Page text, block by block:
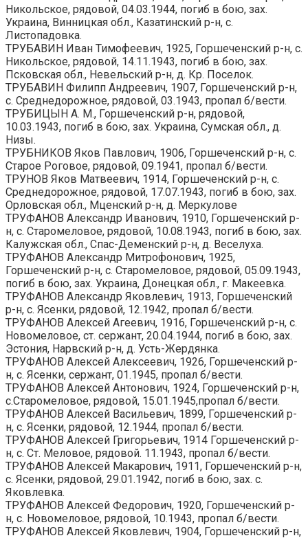
Никольское, рядовой, 04.03.1944, погиб в бою, зах.
Украина, Винницкая обл., Казатинский р-н, с.
Листопадовка.
ТРУБАВИН Иван Тимофеевич, 1925, Горшеченский р-н, с.
Никольское, рядовой, 14.11.1943, погиб в бою, зах.
Псковская обл., Невельский р-н, д. Кр. Поселок.
ТРУБАВИН Филипп Андреевич, 1907, Горшеченский р-н,
с. Среднедорожное, рядовой, 03.1943, пропал б/вести.
ТРУБИЦЫН А. М., Горшеченский р-н, рядовой,
10.03.1943, погиб в бою, зах. Украина, Сумская обл., д.
Низы.
ТРУБНИКОВ Яков Павлович, 1906, Горшеченский р-н, с.
Старое Роговое, рядовой, 09.1941, пропал б/вести.
ТРУНОВ Яков Матвеевич, 1914, Горшеченский р-н, с.
Среднедорожное, рядовой, 17.07.1943, погиб в бою, зах.
Орловская обл., Мценский р-н, д. Меркулове
ТРУФАНОВ Александр Иванович, 1910, Горшеченский р-
н, с. Старомеловое, рядовой, 10.08.1943, погиб в бою, зах.
Калужская обл., Спас-Деменский р-н, д. Веселуха.
ТРУФАНОВ Александр Митрофонович, 1925,
Горшеченский р-н, с. Старомеловое, рядовой, 05.09.1943,
погиб в бою, зах. Украина, Донецкая обл., г. Макеевка.
ТРУФАНОВ Александр Яковлевич, 1913, Горшеченский
р-н, с. Ясенки, рядовой, 12.1942, пропал б/вести.
ТРУФАНОВ Алексей Агеевич, 1916, Горшеченский р-н, с.
Новомеловое, ст. сержант, 20.04.1944, погиб в бою, зах.
Эстония, Нарвский р-н, д. Усть-Жердянка.
ТРУФАНОВ Алексей Алексеевич, 1926, Горшеченский р-
н, с. Ясенки, сержант, 01.1945, пропал б/вести.
ТРУФАНОВ Алексей Антонович, 1924, Горшеченский р-н,
с.Старомеловое, рядовой, 15.01.1945,пропал б/вести.
ТРУФАНОВ Алексей Васильевич, 1899, Горшеченский р-
н, с. Ясенки, рядовой, 12.1944, пропал б/вести.
ТРУФАНОВ Алексей Григорьевич, 1914 Горшеченский р-
н, с. Ст. Меловое, рядовой. 11.1943, пропал б/вести.
ТРУФАНОВ Алексей Макарович, 1911, Горшеченский р-н,
с. Ясенки, рядовой, 29.01.1942, погиб в бою, зах. с.
Яковлевка.
ТРУФАНОВ Алексей Федорович, 1920, Горшеченский р-
н, с. Новомеловое, рядовой, 10.1943, пропал б/вести.
ТРУФАНОВ Алексей Яковлевич, 1904, Горшеченский р-н,